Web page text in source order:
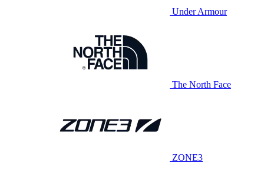
Under Armour
The North Face
ZONE3